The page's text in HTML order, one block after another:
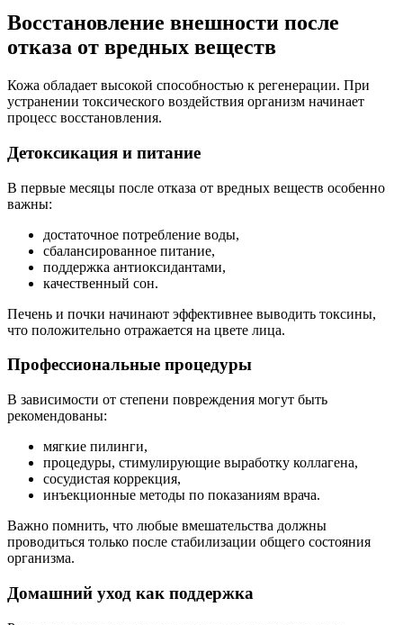
Восстановление внешности после
отказа от вредных веществ
Кожа обладает высокой способностью к регенерации. При
устранении токсического воздействия организм начинает
процесс восстановления.
Детоксикация и питание
В первые месяцы после отказа от вредных веществ особенно
важны:
достаточное потребление воды,
сбалансированное питание,
поддержка антиоксидантами,
качественный сон.
Печень и почки начинают эффективнее выводить токсины,
что положительно отражается на цвете лица.
Профессиональные процедуры
В зависимости от степени повреждения могут быть
рекомендованы:
мягкие пилинги,
процедуры, стимулирующие выработку коллагена,
сосудистая коррекция,
инъекционные методы по показаниям врача.
Важно помнить, что любые вмешательства должны
проводиться только после стабилизации общего состояния
организма.
Домашний уход как поддержка